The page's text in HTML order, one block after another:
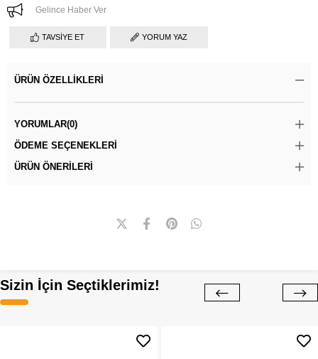
Gelince Haber Ver
TAVSIYE ET YORUM YAZ
ÜRÜN ÖZELLIKLERI
YORUMLAR(0)
ÖDEME SEÇENEKLERI
ÜRÜN ÖNERILERI
Sizin İçin Seçtiklerimiz!